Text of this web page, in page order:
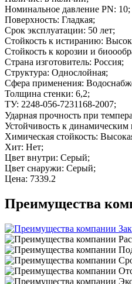
Номинальное давление PN: 10;
Поверхность: Гладкая;
Срок эксплуатации: 50 лет;
Стойкость к истиранию:
Стойкость к корозии и
Страна изготовитель: Россия;
Структура: Однослойная;
Сфера применения:
Толщина стенки: 6,2;
ТУ: 2248-056-7231168-2007;
Ударная прочность при
Устойчивость к динамическим
Химическая стойкость:
Хит: Нет;
Цвет внутри: Серый;
Цвет снаружи: Серый;
Цена: 7339.2
Преимущества